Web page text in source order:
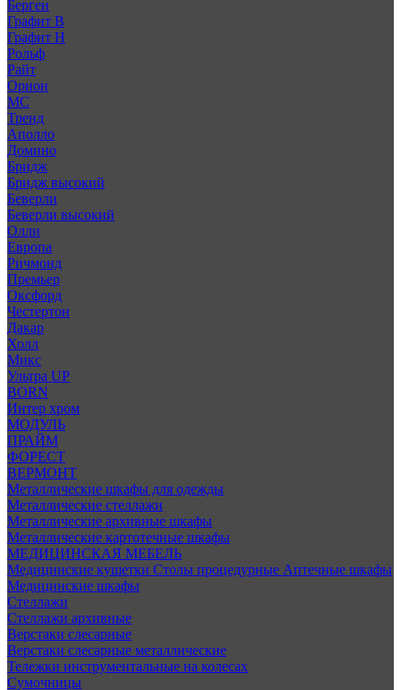
Берген
Графит В
Графит Н
Рольф
Райт
Орион
МС
Тренд
Аполло
Домино
Бридж
Бридж высокий
Беверли
Беверли высокий
Олли
Европа
Ричмонд
Премьер
Оксфорд
Честертон
Дакар
Холл
Микс
Ультра UP
BORN
Интер хром
МОДУЛЬ
ПРАЙМ
ФОРЕСТ
ВЕРМОНТ
Металлические шкафы для одежды
Металлические стеллажи
Металлические архивные шкафы
Металлические картотечные шкафы
МЕДИЦИНСКАЯ МЕБЕЛЬ
Медицинские кушетки Столы процедурные Аптечные шкафы
Медицинские шкафы
Стеллажи
Стеллажи архивные
Верстаки слесарные
Верстаки слесарные металлические
Тележки инструментальные на колесах
Сумочницы